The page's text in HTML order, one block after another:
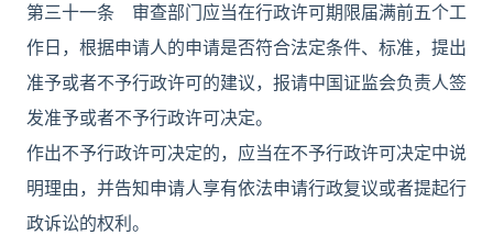
第三十一条 审查部门应当在行政许可期限届满前五个工
作日，根据申请人的申请是否符合法定条件、标准，提出
准予或者不予行政许可的建议，报请中国证监会负责人签
发准予或者不予行政许可决定。
作出不予行政许可决定的，应当在不予行政许可决定中说
明理由，并告知申请人享有依法申请行政复议或者提起行
政诉讼的权利。